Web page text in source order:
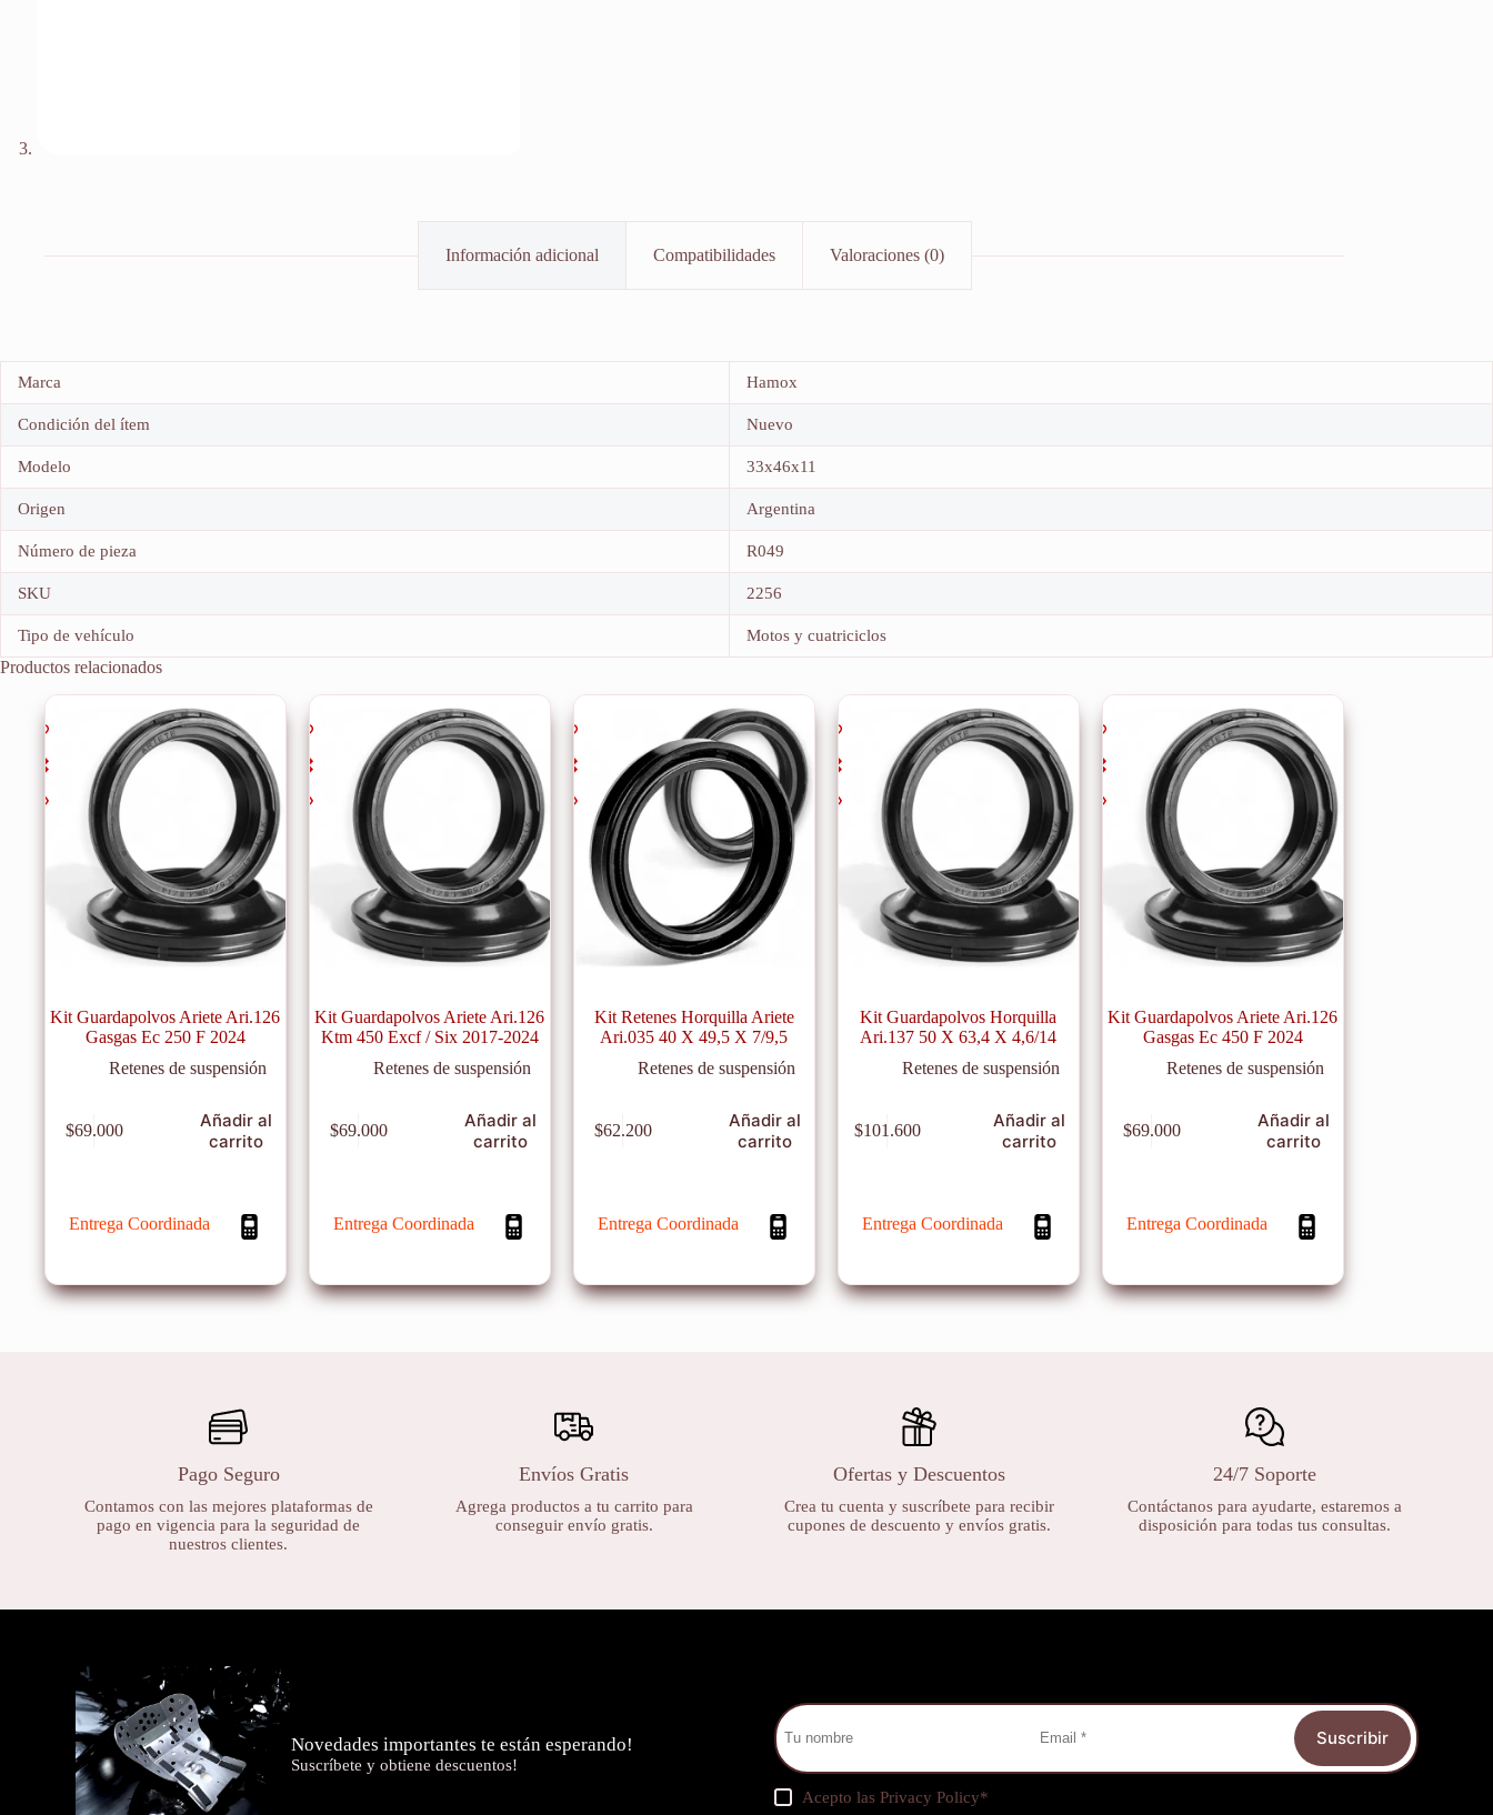
Información adicional Compatibilidades Valoraciones (0)
Marca Hamox
Condición del ítem Nuevo
Modelo 33x46x11
Origen Argentina
Número de pieza R049
SKU 2256
Tipo de vehículo Motos y cuatriciclos
Productos relacionados
Kit Guardapolvos Ariete Ari.126
Gasgas Ec 250 F 2024
Retenes de suspensión
$69.000
Añadir al
carrito
Entrega Coordinada
Kit Guardapolvos Ariete Ari.126
Ktm 450 Excf / Six 2017-2024
Retenes de suspensión
$69.000
Añadir al
carrito
Entrega Coordinada
Kit Retenes Horquilla Ariete
Ari.035 40 X 49,5 X 7/9,5
Retenes de suspensión
$62.200
Añadir al
carrito
Entrega Coordinada
Kit Guardapolvos Horquilla
Ari.137 50 X 63,4 X 4,6/14
Retenes de suspensión
$101.600
Añadir al
carrito
Entrega Coordinada
Kit Guardapolvos Ariete Ari.126
Gasgas Ec 450 F 2024
Retenes de suspensión
$69.000
Añadir al
carrito
Entrega Coordinada
Pago Seguro
Contamos con las mejores plataformas de
pago en vigencia para la seguridad de
nuestros clientes.
Envíos Gratis
Agrega productos a tu carrito para
conseguir envío gratis.
Ofertas y Descuentos
Crea tu cuenta y suscríbete para recibir
cupones de descuento y envíos gratis.
24/7 Soporte
Contáctanos para ayudarte, estaremos a
disposición para todas tus consultas.
Novedades importantes te están esperando!
Suscríbete y obtiene descuentos!
Suscribir
Acepto lasPrivacy Policy*